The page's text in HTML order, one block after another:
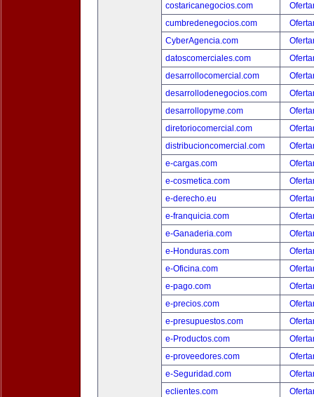
costaricanegocios.com
cumbredenegocios.com
CyberAgencia.com
datoscomerciales.com
desarrollocomercial.com
desarrollodenegocios.com
desarrollopyme.com
diretoriocomercial.com
distribucioncomercial.com
e-cargas.com
e-cosmetica.com
e-derecho.eu
e-franquicia.com
e-Ganaderia.com
e-Honduras.com
e-Oficina.com
e-pago.com
e-precios.com
e-presupuestos.com
e-Productos.com
e-proveedores.com
e-Seguridad.com
eclientes.com